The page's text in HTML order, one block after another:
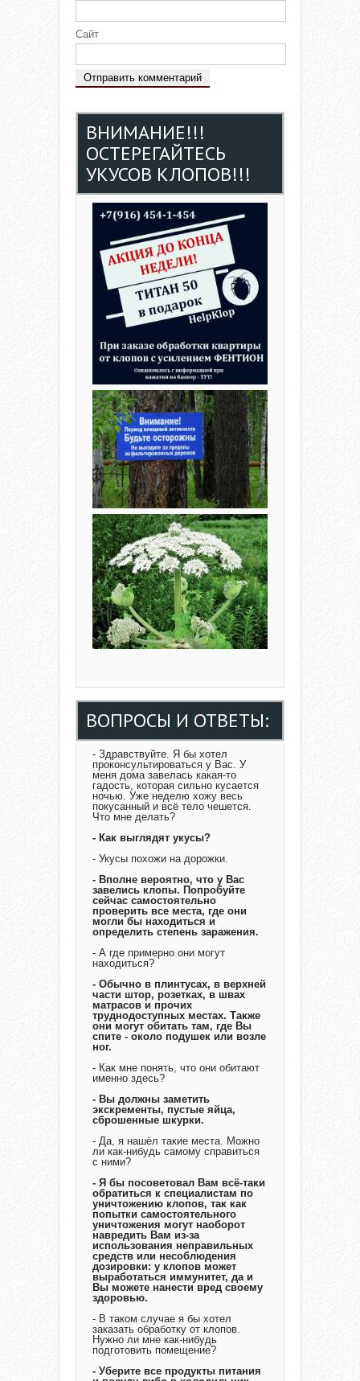
Сайт
ВНИМАНИЕ!!!
ОСТЕРЕГАЙТЕСЬ
УКУСОВ КЛОПОВ!!!
ВОПРОСЫ И ОТВЕТЫ:
- Здравствуйте. Я бы хотел
проконсультироваться у Вас. У
меня дома завелась какая-то
гадость, которая сильно кусается
ночью. Уже неделю хожу весь
покусанный и всё тело чешется.
Что мне делать?
- Как выглядят укусы?
- Укусы похожи на дорожки.
- Вполне вероятно, что у Вас
завелись клопы. Попробуйте
сейчас самостоятельно
проверить все места, где они
могли бы находиться и
определить степень заражения.
- А где примерно они могут
находиться?
- Обычно в плинтусах, в верхней
части штор, розетках, в швах
матрасов и прочих
труднодоступных местах. Также
они могут обитать там, где Вы
спите - около подушек или возле
ног.
- Как мне понять, что они обитают
именно здесь?
- Вы должны заметить
экскременты, пустые яйца,
сброшенные шкурки.
- Да, я нашёл такие места. Можно
ли как-нибудь самому справиться
с ними?
- Я бы посоветовал Вам всё-таки
обратиться к специалистам по
уничтожению клопов, так как
попытки самостоятельного
уничтожения могут наоборот
навредить Вам из-за
использования неправильных
средств или несоблюдения
дозировки: у клопов может
выработаться иммунитет, да и
Вы можете нанести вред своему
здоровью.
- В таком случае я бы хотел
заказать обработку от клопов.
Нужно ли мне как-нибудь
подготовить помещение?
- Уберите все продукты питания